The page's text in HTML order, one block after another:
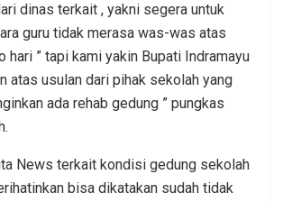
dinas terkait , yakni segera untuk
guru tidak merasa was-was atas
hari ” tapi kami yakin Bupati Indramayu
atas usulan dari pihak sekolah yang
ada rehab gedung ” pungkas
News terkait kondisi gedung sekolah
bisa dikatakan sudah tidak